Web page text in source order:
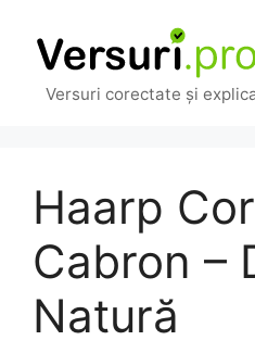
conținut
Versuri corectate și
Haarp
Cabron –
Natură